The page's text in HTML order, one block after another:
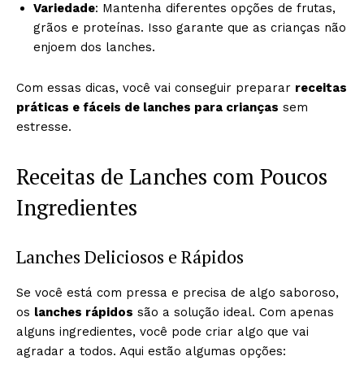
Variedade: Mantenha diferentes opções de frutas,
grãos e proteínas. Isso garante que as crianças não
enjoem dos lanches.
Com essas dicas, você vai conseguir preparar receitas
práticas e fáceis de lanches para crianças sem
estresse.
Receitas de Lanches com Poucos
Ingredientes
Lanches Deliciosos e Rápidos
Se você está com pressa e precisa de algo saboroso,
os lanches rápidos são a solução ideal. Com apenas
alguns ingredientes, você pode criar algo que vai
agradar a todos. Aqui estão algumas opções: